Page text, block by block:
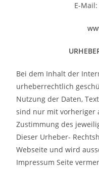
E-
Bei dem Inhalt der
urheberrechtlich
Nutzung der Daten,
sind nur mit vorheriger
Zustimmung des
Dieser Urheber-
Webseite und wird
Impressum Seite